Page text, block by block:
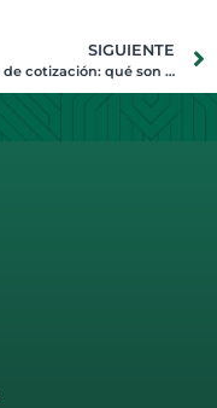
SIGUIENTE
Grupos de cotización: qué son y cómo te afectarán en tu jubilación